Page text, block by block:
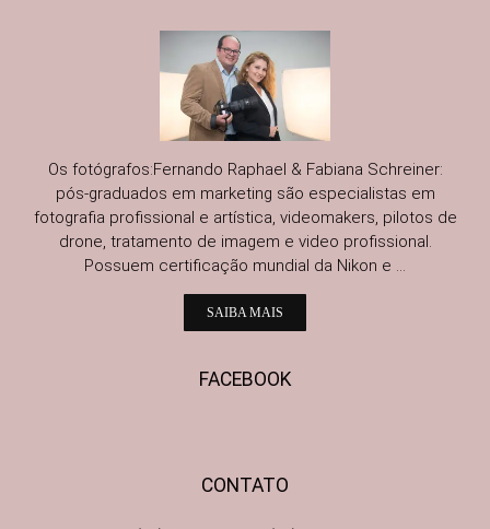
Os fotógrafos:Fernando Raphael & Fabiana Schreiner:
pós-graduados em marketing são especialistas em
fotografia profissional e artística, videomakers, pilotos de
drone, tratamento de imagem e video profissional.
Possuem certificação mundial da Nikon e ...
SAIBA MAIS
FACEBOOK
CONTATO